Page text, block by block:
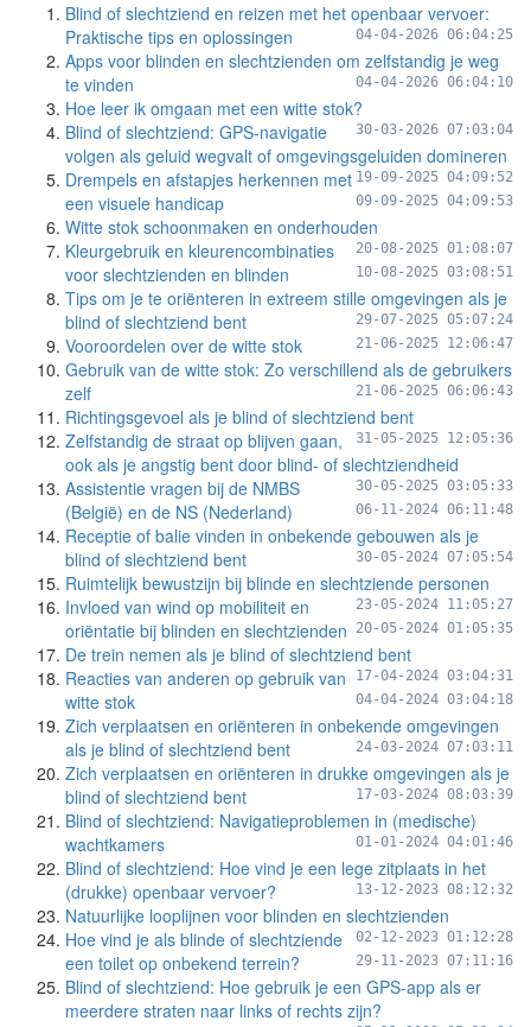
Blind of slechtziend en reizen met het openbaar vervoer:
Praktische tips en oplossingen
04-04-2026 06:04:25
Apps voor blinden en slechtzienden om zelfstandig je weg
te vinden
04-04-2026 06:04:10
Hoe leer ik omgaan met een witte stok?
30-03-2026 07:03:04
Blind of slechtziend: GPS-navigatie
volgen als geluid wegvalt of omgevingsgeluiden domineren
19-09-2025 04:09:52
Drempels en afstapjes herkennen met
een visuele handicap
09-09-2025 04:09:53
Witte stok schoonmaken en onderhouden
20-08-2025 01:08:07
Kleurgebruik en kleurencombinaties
voor slechtzienden en blinden
10-08-2025 03:08:51
Tips om je te oriënteren in extreem stille omgevingen als je
blind of slechtziend bent
29-07-2025 05:07:24
Vooroordelen over de witte stok 21-06-2025 12:06:47
Gebruik van de witte stok: Zo verschillend als de gebruikers
zelf
21-06-2025 06:06:43
Richtingsgevoel als je blind of slechtziend bent
31-05-2025 12:05:36
Zelfstandig de straat op blijven gaan,
ook als je angstig bent door blind- of slechtziendheid
30-05-2025 03:05:33
Assistentie vragen bij de NMBS
(België) en de NS (Nederland)
06-11-2024 06:11:48
Receptie of balie vinden in onbekende gebouwen als je
blind of slechtziend bent
30-05-2024 07:05:54
Ruimtelijk bewustzijn bij blinde en slechtziende personen
23-05-2024 11:05:27
Invloed van wind op mobiliteit en
oriëntatie bij blinden en slechtzienden
20-05-2024 01:05:35
De trein nemen als je blind of slechtziend bent
17-04-2024 03:04:31
Reacties van anderen op gebruik van
witte stok
04-04-2024 03:04:18
Zich verplaatsen en oriënteren in onbekende omgevingen
als je blind of slechtziend bent
24-03-2024 07:03:11
Zich verplaatsen en oriënteren in drukke omgevingen als je
blind of slechtziend bent
17-03-2024 08:03:39
Blind of slechtziend: Navigatieproblemen in (medische)
wachtkamers
01-01-2024 04:01:46
Blind of slechtziend: Hoe vind je een lege zitplaats in het
(drukke) openbaar vervoer?
13-12-2023 08:12:32
Natuurlijke looplijnen voor blinden en slechtzienden
02-12-2023 01:12:28
Hoe vind je als blinde of slechtziende
een toilet op onbekend terrein?
29-11-2023 07:11:16
Blind of slechtziend: Hoe gebruik je een GPS-app als er
meerdere straten naar links of rechts zijn?